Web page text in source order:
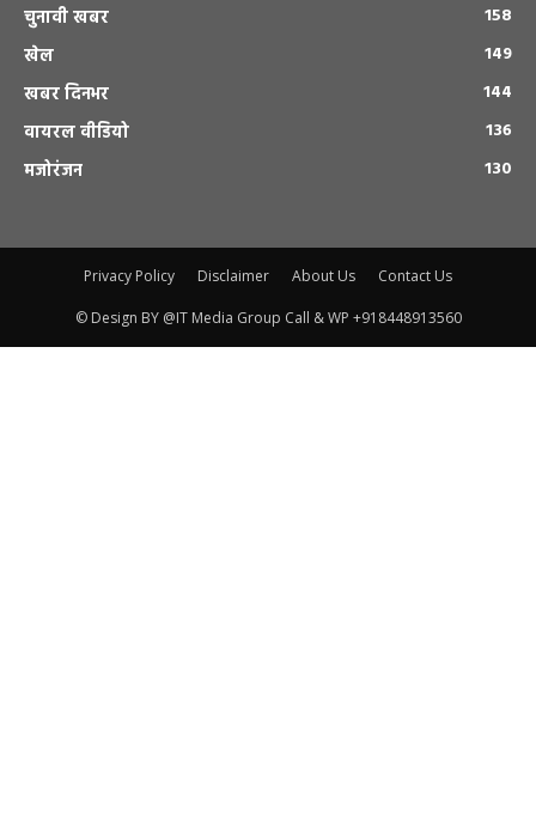
चुनावी खबर
158
खेल
149
खबर दिनभर
144
वायरल वीडियो
136
मजोरंजन
130
Privacy Policy Disclaimer About Us Contact Us
© Design BY @IT Media Group Call & WP +918448913560